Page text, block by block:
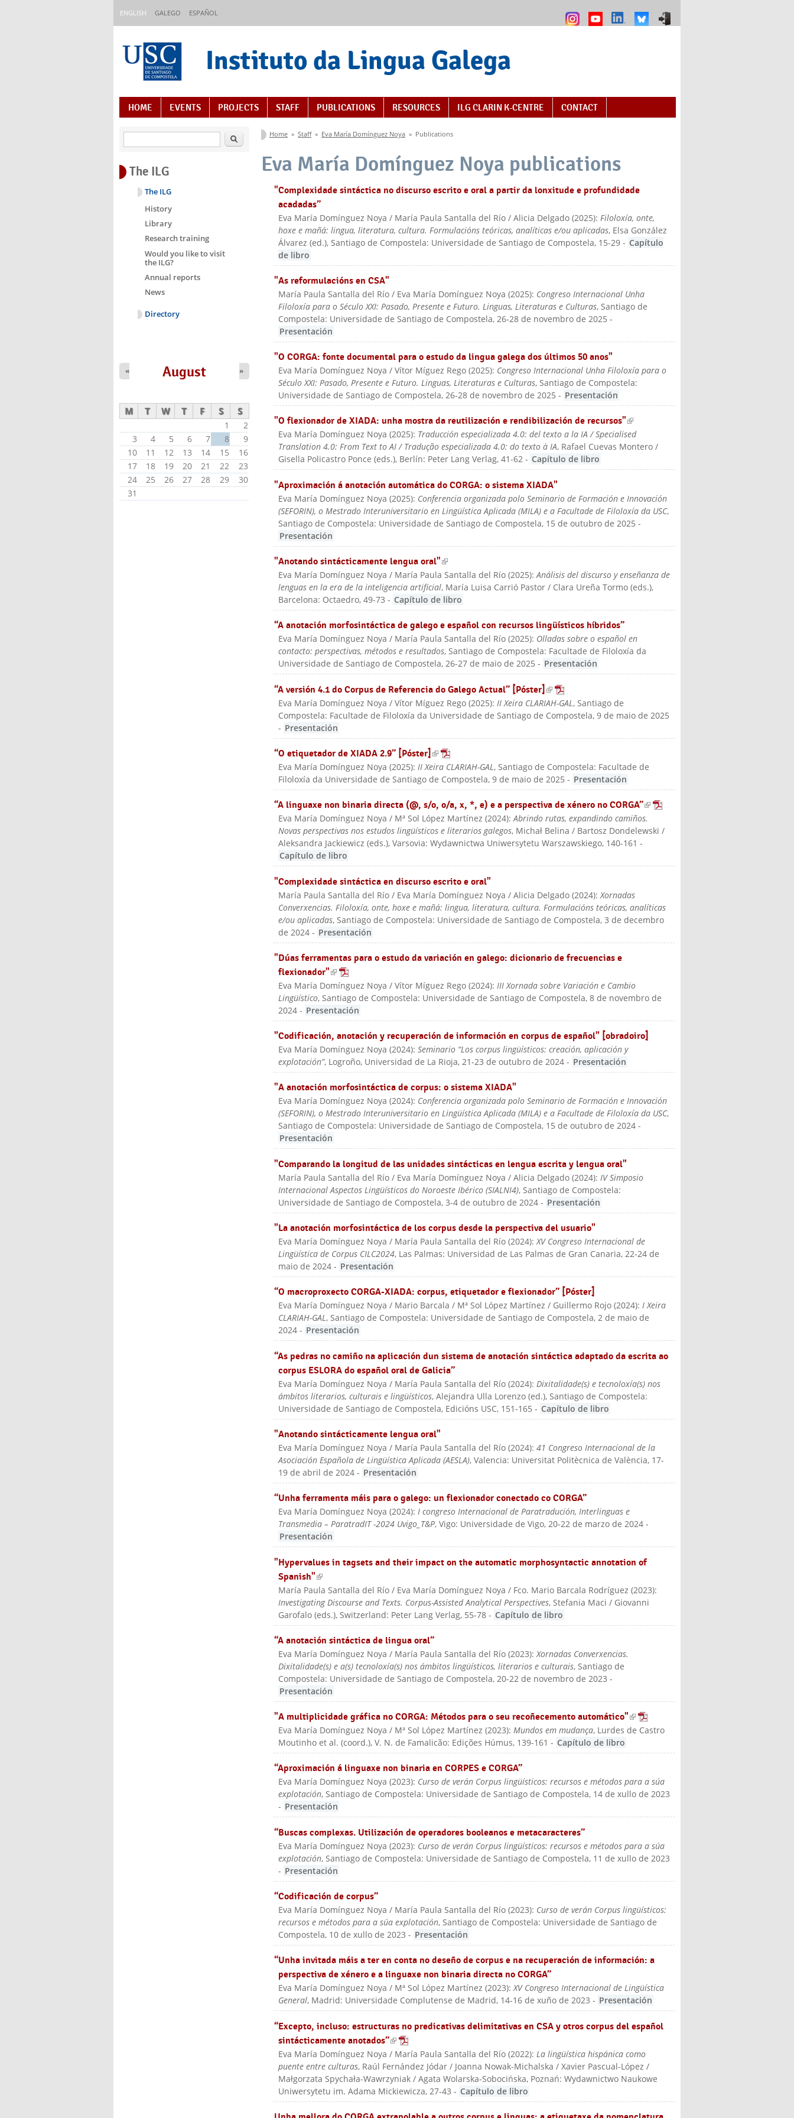
ENGLISH GALEGO ESPAÑOL
Instituto da Lingua Galega
Content Index
HOME EVENTS PROJECTS STAFF PUBLICATIONS RESOURCES ILG CLARIN K-CENTRE CONTACT
You are here
Home » Staff » Eva María Domínguez Noya » Publications
Eva María Domínguez Noya publications
"Complexidade sintáctica no discurso escrito e oral a partir da lonxitude e profundidade
acadadas”
Eva María Domínguez Noya / María Paula Santalla del Río / Alicia Delgado (2025): Filoloxía, onte,
hoxe e mañá: lingua, literatura, cultura. Formulacións teóricas, analíticas e/ou aplicadas, Elsa González
Álvarez (ed.), Santiago de Compostela: Universidade de Santiago de Compostela, 15-29 - Capítulo
de libro
"As reformulacións en CSA"
María Paula Santalla del Río / Eva María Domínguez Noya (2025): Congreso Internacional Unha
Filoloxía para o Século XXI: Pasado, Presente e Futuro. Linguas, Literaturas e Culturas, Santiago de
Compostela: Universidade de Santiago de Compostela, 26-28 de novembro de 2025 -
Presentación
"O CORGA: fonte documental para o estudo da lingua galega dos últimos 50 anos"
Eva María Domínguez Noya / Vítor Míguez Rego (2025): Congreso Internacional Unha Filoloxía para o
Século XXI: Pasado, Presente e Futuro. Linguas, Literaturas e Culturas, Santiago de Compostela:
Universidade de Santiago de Compostela, 26-28 de novembro de 2025 - Presentación
"O flexionador de XIADA: unha mostra da reutilización e rendibilización de recursos"(link is
external)
Eva María Domínguez Noya (2025): Traducción especializada 4.0: del texto a la IA / Specialised
Translation 4.0: From Text to AI / Tradução especializada 4.0: do texto à IA, Rafael Cuevas Montero /
Gisella Policastro Ponce (eds.), Berlín: Peter Lang Verlag, 41-62 - Capítulo de libro
"Aproximación á anotación automática do CORGA: o sistema XIADA"
Eva María Domínguez Noya (2025): Conferencia organizada polo Seminario de Formación e Innovación
(SEFORIN), o Mestrado Interuniversitario en Lingüística Aplicada (MILA) e a Facultade de Filoloxía da USC,
Santiago de Compostela: Universidade de Santiago de Compostela, 15 de outubro de 2025 -
Presentación
"Anotando sintácticamente lengua oral"(link is external)
Eva María Domínguez Noya / María Paula Santalla del Río (2025):Análisis del discurso y enseñanza de
lenguas en la era de la inteligencia artificial, María Luisa Carrió Pastor / Clara Ureña Tormo (eds.),
Barcelona: Octaedro, 49-73 - Capítulo de libro
“A anotación morfosintáctica de galego e español con recursos lingüísticos híbridos”
Eva María Domínguez Noya / María Paula Santalla del Río (2025): Olladas sobre o español en
contacto: perspectivas, métodos e resultados, Santiago de Compostela: Facultade de Filoloxía da
Universidade de Santiago de Compostela, 26-27 de maio de 2025 - Presentación
“A versión 4.1 do Corpus de Referencia do Galego Actual” [Póster](link is external)
Eva María Domínguez Noya / Vítor Míguez Rego (2025): II Xeira CLARIAH-GAL , Santiago de
Compostela: Facultade de Filoloxía da Universidade de Santiago de Compostela, 9 de maio de 2025
- Presentación
“O etiquetador de XIADA 2.9” [Póster](link is external)
Eva María Domínguez Noya (2025):II Xeira CLARIAH-GAL, Santiago de Compostela: Facultade de
Filoloxía da Universidade de Santiago de Compostela, 9 de maio de 2025 - Presentación
“A linguaxe non binaria directa (@, s/o, o/a, x, *, e) e a perspectiva de xénero no CORGA”(link is
external
)
Eva María Domínguez Noya / Mª Sol López Martínez(2024):Abrindo rutas, expandindo camiños.
Novas perspectivas nos estudos lingüísticos e literarios galegos, Michał Belina / Bartosz Dondelewski /
Aleksandra Jackiewicz (eds.), Varsovia: Wydawnictwa Uniwersytetu Warszawskiego, 140-161 -
Capítulo de libro
"Complexidade sintáctica en discurso escrito e oral"
María Paula Santalla del Río / Eva María Domínguez Noya / Alicia Delgado (2024):Xornadas
Converxencias. Filoloxía, onte, hoxe e mañá: lingua, literatura, cultura. Formulacións teóricas, analíticas
e/ou aplicadas, Santiago de Compostela: Universidade de Santiago de Compostela, 3 de decembro
de 2024 - Presentación
"Dúas ferramentas para o estudo da variación en galego: dicionario de frecuencias e
flexionador"(link is external)
Eva María Domínguez Noya / Vítor Míguez Rego (2024):III Xornada sobre Variación e Cambio
Lingüístico, Santiago de Compostela: Universidade de Santiago de Compostela, 8 de novembro de
2024 - Presentación
"Codificación, anotación y recuperación de información en corpus de español" [obradoiro]
Eva María Domínguez Noya (2024):Seminario “Los corpus lingüísticos: creación, aplicación y
explotación”, Logroño, Universidad de La Rioja, 21-23 de outubro de 2024 - Presentación
"A anotación morfosintáctica de corpus: o sistema XIADA"
Eva María Domínguez Noya (2024): Conferencia organizada polo Seminario de Formación e Innovación
(SEFORIN), o Mestrado Interuniversitario en Lingüística Aplicada (MILA) e a Facultade de Filoloxía da USC,
Santiago de Compostela: Universidade de Santiago de Compostela, 15 de outubro de 2024 -
Presentación
"Comparando la longitud de las unidades sintácticas en lengua escrita y lengua oral"
María Paula Santalla del Río / Eva María Domínguez Noya / Alicia Delgado (2024): IV Simposio
Internacional Aspectos Lingüísticos do Noroeste Ibérico (SIALNI4), Santiago de Compostela:
Universidade de Santiago de Compostela, 3-4 de outubro de 2024 - Presentación
"La anotación morfosintáctica de los corpus desde la perspectiva del usuario"
Eva María Domínguez Noya / María Paula Santalla del Río (2024):XV Congreso Internacional de
Lingüística de Corpus CILC2024, Las Palmas: Universidad de Las Palmas de Gran Canaria, 22-24 de
maio de 2024 - Presentación
“O macroproxecto CORGA-XIADA: corpus, etiquetador e flexionador” [Póster]
Eva María Domínguez Noya / Mario Barcala / Mª Sol López Martínez / Guillermo Rojo (2024):I Xeira
CLARIAH-GAL, Santiago de Compostela: Universidade de Santiago de Compostela, 2 de maio de
2024 - Presentación
“As pedras no camiño na aplicación dun sistema de anotación sintáctica adaptado da escrita ao
corpus ESLORA do español oral de Galicia”
Eva María Domínguez Noya / María Paula Santalla del Río (2024): Dixitalidade(s) e tecnoloxía(s) nos
ámbitos literarios, culturais e lingüísticos, Alejandra Ulla Lorenzo (ed.), Santiago de Compostela:
Universidade de Santiago de Compostela, Edicións USC, 151-165 - Capítulo de libro
"Anotando sintácticamente lengua oral"
Eva María Domínguez Noya / María Paula Santalla del Río (2024):41 Congreso Internacional de la
Asociación Española de Lingüística Aplicada (AESLA), Valencia: Universitat Politècnica de València, 17-
19 de abril de 2024 - Presentación
“Unha ferramenta máis para o galego: un flexionador conectado co CORGA”
Eva María Domínguez Noya (2024):I congreso Internacional de Paratradución, Interlinguas e
Transmedia – ParatradIT -2024 Uvigo_T&P, Vigo: Universidade de Vigo, 20-22 de marzo de 2024 -
Presentación
"Hypervalues in tagsets and their impact on the automatic morphosyntactic annotation of
Spanish"(link is external)
María Paula Santalla del Río / Eva María Domínguez Noya / Fco. Mario Barcala Rodríguez (2023):
Investigating Discourse and Texts. Corpus-Assisted Analytical Perspectives, Stefania Maci / Giovanni
Garofalo (eds.), Switzerland: Peter Lang Verlag, 55-78 - Capítulo de libro
“A anotación sintáctica de lingua oral”
Eva María Domínguez Noya / María Paula Santalla del Río (2023):Xornadas Converxencias.
Dixitalidade(s) e a(s) tecnoloxía(s) nos ámbitos lingüísticos, literarios e culturais, Santiago de
Compostela: Universidade de Santiago de Compostela, 20-22 de novembro de 2023 -
Presentación
"A multiplicidade gráfica no CORGA: Métodos para o seu recoñecemento automático"(link is
external)
Eva María Domínguez Noya / Mª Sol López Martínez(2023):Mundos em mudança, Lurdes de Castro
Moutinho et al. (coord.), V. N. de Famalicão: Edições Húmus, 139-161 - Capítulo de libro
“Aproximación á linguaxe non binaria en CORPES e CORGA”
Eva María Domínguez Noya (2023): Curso de verán Corpus lingüísticos: recursos e métodos para a súa
explotación, Santiago de Compostela: Universidade de Santiago de Compostela, 14 de xullo de 2023
- Presentación
“Buscas complexas. Utilización de operadores booleanos e metacaracteres”
Eva María Domínguez Noya (2023): Curso de verán Corpus lingüísticos: recursos e métodos para a súa
explotación, Santiago de Compostela: Universidade de Santiago de Compostela, 11 de xullo de 2023
- Presentación
“Codificación de corpus”
Eva María Domínguez Noya / María Paula Santalla del Río (2023): Curso de verán Corpus lingüísticos:
recursos e métodos para a súa explotación, Santiago de Compostela: Universidade de Santiago de
Compostela, 10 de xullo de 2023 - Presentación
“Unha invitada máis a ter en conta no deseño de corpus e na recuperación de información: a
perspectiva de xénero e a linguaxe non binaria directa no CORGA”
Eva María Domínguez Noya / Mª Sol López Martínez(2023):XV Congreso Internacional de Lingüística
General, Madrid: Universidade Complutense de Madrid, 14-16 de xuño de 2023 - Presentación
“Excepto, incluso: estructuras no predicativas delimitativas en CSA y otros corpus del español
sintácticamente anotados”(link is external)
Eva María Domínguez Noya / María Paula Santalla del Río (2022): La lingüística hispánica como
puente entre culturas, Raúl Fernández Jódar / Joanna Nowak-Michalska / Xavier Pascual-López /
Małgorzata Spychała-Wawrzyniak / Agata Wolarska-Sobocińska, Poznań: Wydawnictwo Naukowe
Uniwersytetu im. Adama Mickiewicza, 27-43 - Capítulo de libro
Search
The ILG
The ILG
History
Library
Research training
Would you like to visit
the ILG?
Annual reports
News
Directory
August
« »
M T W T F S S
1
2
3
4 5 6 7 8
9
10
11 12 13 14 15
16
17
18 19 20 21 22
23
24
25 26 27 28 29
30
31